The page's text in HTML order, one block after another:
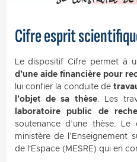
Cifre esprit
Le dispositif Cifre permet à
d’une aide financière pour
lui confier la conduite de
l’objet de sa thèse. Les
laboratoire public de
soutenance d’une thèse.
ministère de l’Enseignement
de l'Espace (MESRE) qui en